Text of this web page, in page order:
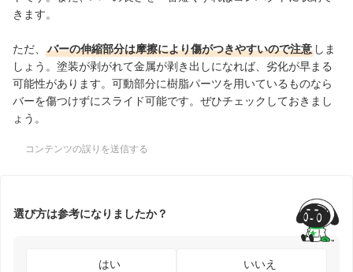
きます。
ただ、 バーの伸縮部分は摩擦により傷がつきやすいので注意 しま
しょう。塗装が剥がれて金属が剥き出しになれば、劣化が早まる
可能性があります。可動部分に樹脂パーツを用いているものなら
バーを傷つけずにスライド可能です。ぜひチェックしておきまし
ょう。
コンテンツの誤りを送信する
選び方は参考になりましたか？
はい いいえ